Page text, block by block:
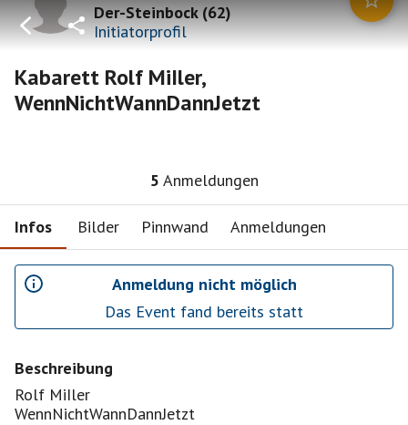
Der-Steinbock(62)
Initiatorprofil
Kabarett Rolf MiIler,
WennNichtWannDannJetzt
5 Anmeldungen
Infos Bilder Pinnwand Anmeldungen
Anmeldung nicht möglich
Das Event fand bereits statt
Beschreibung
Rolf MiIler
WennNichtWannDannJetzt